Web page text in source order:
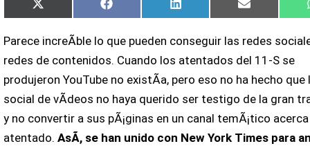
Compartir
en
X
(Twitter)
Compartir
en
Facebook
Compartir
en
LinkedIn
Compartir
en
Email
Parece increÃ­ble lo que pueden conseguir las redes
redes de contenidos. Cuando los atentados del 11-S se
produjeron YouTube no existÃ­a, pero eso no ha hecho que
social de vÃ­deos no haya querido ser testigo de la gran
y no convertir a sus pÃ¡ginas en un canal temÃ¡tico
atentado.AsÃ­, se han unido con New York Times para